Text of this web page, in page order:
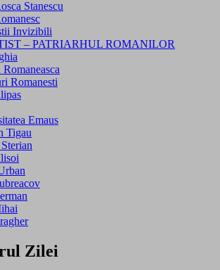
Stanescu
Invizibili
– PATRIARHUL ROMANILOR
Romanesti
Emaus
Tigau
Zilei